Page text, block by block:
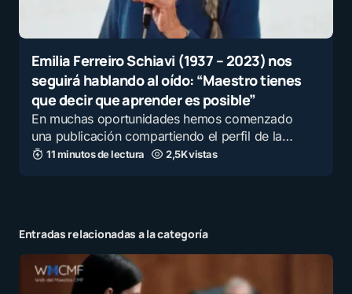
Emilia Ferreiro Schiavi (1937 – 2023) nos
seguirá hablando al oído: “Maestro tienes
que decir que aprender es posible”
En muchas oportunidades hemos comenzado
una publicación compartiendo el perfil de la…
11 minutos de lectura 2,5K vistas
Entradas relacionadas a la categoría